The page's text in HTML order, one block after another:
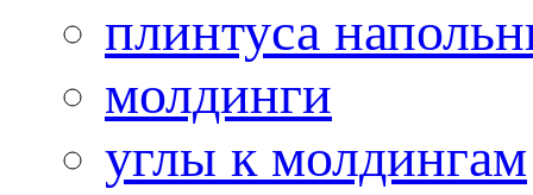
плинтуса
молдинги
углы к молдингам